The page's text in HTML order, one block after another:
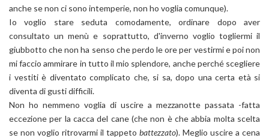
anche se non ci sono intemperie, non ho voglia comunque).
Io voglio stare seduta comodamente, ordinare dopo aver
consultato un menù e soprattutto, d'inverno voglio togliermi il
giubbotto che non ha senso che perdo le ore per vestirmi e poi non
mi faccio ammirare in tutto il mio splendore, anche perché scegliere
i vestiti è diventato complicato che, si sa, dopo una certa età si
diventa di gusti difficili.
Non ho nemmeno voglia di uscire a mezzanotte passata -fatta
eccezione per la cacca del cane (che non è che abbia molta scelta
se non voglio ritrovarmi il tappeto battezzato). Meglio uscire a cena